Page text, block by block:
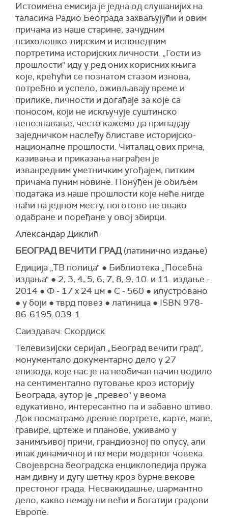
Истоимена емисија је једна од слушанијих на
таласима Радио Београда захваљујући и овим
причама из наше старине, зачудним
психолошко-лирским и исповедним
портретима историјских личности. „Гости из
прошлости" иду у ред оних корисних књига
које, крећући се познатом стазом изнова,
потребно и успело, оживљавају време и
прилике, личности и догађаје за које са
поносом, који не искључује суштинско
непознавање, често кажемо да припадају
заједничком наслеђу блиставе историјско-
националне прошлости. Читалац ових прича,
казивања и приказања награђен је
изванредним уметничким угођајем, питким
причама пуним новине. Понуђен је обиљем
података из наше прошлости које неће нигде
наћи на једном месту, поготово не овако
одабране и поређане у овој збирци.
Александар Диклић
БЕОГРАД ВЕЧИТИ ГРАД(латинично издање)
Едиција „ТВ полица" ● Библиотека „Посебна
издања" ● 2, 3, 4, 5, 6, 7, 8, 9, 10. и 11. издање -
2014 ● Ф - 17 x 24 цм ● С - 560 ● илустровано
● у боји ● тврд повез ● латиница ● ISBN 978-
86-6195-039-1
Саиздавач: Скордиск
Teлевизијски серијал „Београд вечити град",
монументало документарно дело у 27
епизода, које нас је на необичан начин водило
на сентиментално путовање кроз историју
Београда, аутор је „превео" у веома
едукативно, интересантно па и забавно штиво.
Док посматрамо древне портрете, карте, мапе,
гравире, цртеже и планове, уживамо у
занимљивој причи, грандиозној по опусу, али
ипак динамичној и по мери модерног човека.
Својеврсна београдска енциклопедија пружа
нам дивну и дугу шетњу кроз бурне векове
престоног града. Несвакидашње, шармантно
дело, какво немају ни већи и богатији градови
Европе.